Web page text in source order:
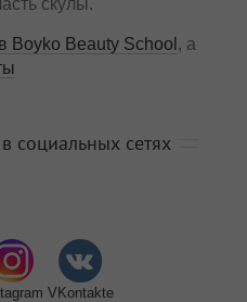
Boyko Beauty School , а
социальных сетях
VKontakte